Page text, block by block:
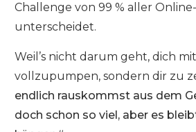
Challenge von 99 % aller
unterscheidet.
Weil’s nicht darum geht, dich
vollzupumpen, sondern dir zu
endlich rauskommst aus dem
doch schon so viel, aber es